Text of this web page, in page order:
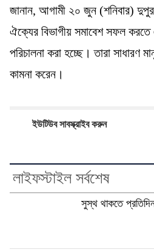
জানান, আগামী ২০ জুন (শনিবার)
ঐক্যের বিভাগীয় সমাবেশ সফল করতে
পরিচালনা করা হচ্ছে। তারা সাধারণ
কামনা করেন।
ইউটিউব সাবস্ক্রাইব করুন
লাইফস্টাইল সর্বশেষ
সুস্থ থাকতে